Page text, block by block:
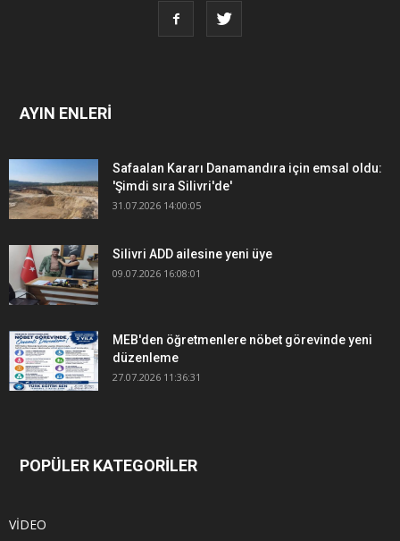
AYIN ENLERİ
Safaalan Kararı Danamandıra için emsal oldu:
'Şimdi sıra Silivri'de'
31.07.2026 14:00:05
Silivri ADD ailesine yeni üye
09.07.2026 16:08:01
MEB'den öğretmenlere nöbet görevinde yeni
düzenleme
27.07.2026 11:36:31
POPÜLER KATEGORİLER
VİDEO